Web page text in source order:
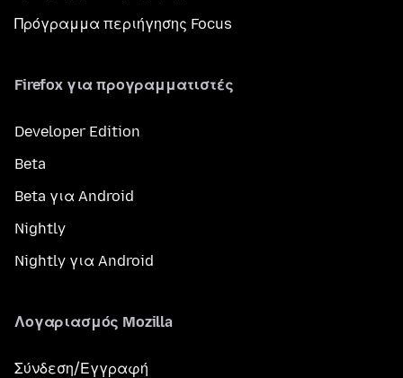
Πρόγραμμα περιήγησης Focus
Firefox για προγραμματιστές
Developer Edition
Beta
Beta για Android
Nightly
Nightly για Android
Λογαριασμός Mozilla
Σύνδεση/Εγγραφή